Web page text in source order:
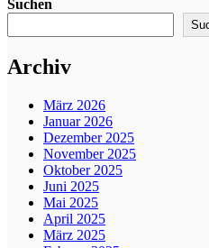
Suchen
Archiv
März 2026
Januar 2026
Dezember 2025
November 2025
Oktober 2025
Juni 2025
Mai 2025
April 2025
März 2025